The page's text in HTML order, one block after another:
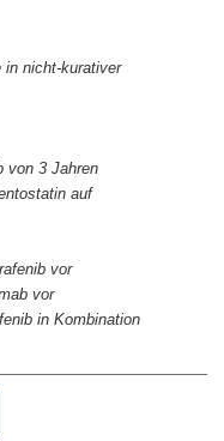
in nicht-kurativer
von 3 Jahren
auf
vor
vor
in Kombination